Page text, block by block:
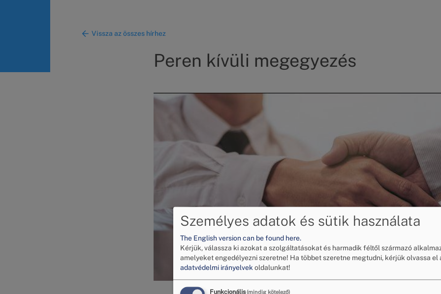
Vissza az összes hírhez
Peren kívüli megegyezés
Kép
Személyes adatok és sütik használata
The English version can be found here.
Kérjük, válassza ki azokat a szolgáltatásokat és harmadik féltől származó
amelyeket engedélyezni szeretne! Ha többet szeretne megtudni, kérjük olvassa el
adatvédelmi irányelvekoldalunkat!
Funkcionális(mindig kötelező)